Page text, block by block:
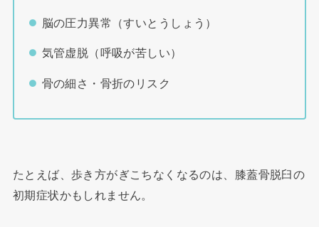
脳の圧力異常（すいとうしょう）
気管虚脱（呼吸が苦しい）
骨の細さ・骨折のリスク
たとえば、歩き方がぎこちなくなるのは、膝蓋骨脱臼の
初期症状かもしれません。